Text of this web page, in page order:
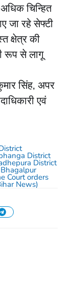
चिन्हित
जा रहे सेफ्टी
क्षेत्र की
रूप से लागू
सिंह, अपर
एवं
District
District
Court orders
News)
Telegram